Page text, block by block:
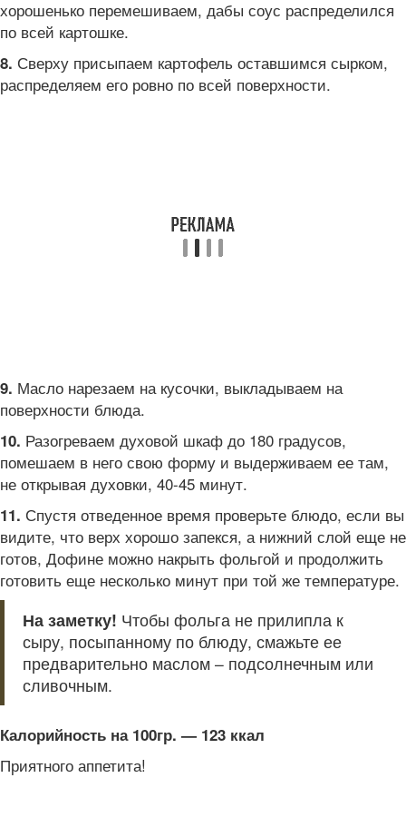
хорошенько перемешиваем, дабы соус распределился
по всей картошке.
8. Сверху присыпаем картофель оставшимся сырком,
распределяем его ровно по всей поверхности.
9. Масло нарезаем на кусочки, выкладываем на
поверхности блюда.
10. Разогреваем духовой шкаф до 180 градусов,
помешаем в него свою форму и выдерживаем ее там,
не открывая духовки, 40-45 минут.
11. Спустя отведенное время проверьте блюдо, если вы
видите, что верх хорошо запекся, а нижний слой еще не
готов, Дофине можно накрыть фольгой и продолжить
готовить еще несколько минут при той же температуре.
На заметку! Чтобы фольга не прилипла к
сыру, посыпанному по блюду, смажьте ее
предварительно маслом – подсолнечным или
сливочным.
Калорийность на 100гр. — 123 ккал
Приятного аппетита!